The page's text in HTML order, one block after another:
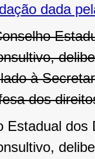
dada
à
dos
Estadual